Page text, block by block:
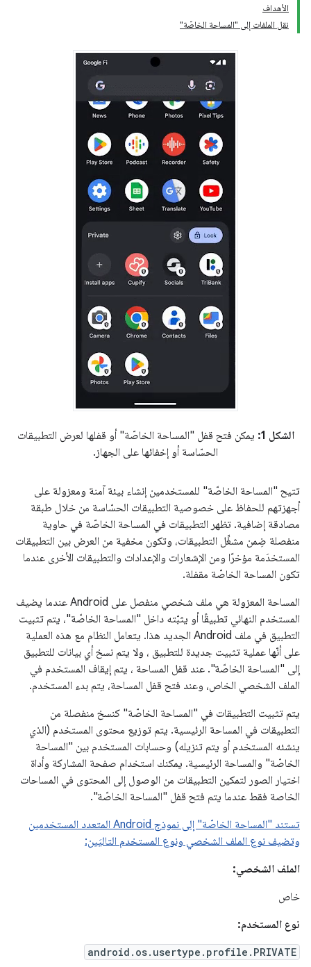
الأهداف
نقل الملفات إلى "المساحة الخاصّة"
الشكل 1:
يمكن فتح قفل "المساحة الخاصّة" أو قفلها لعرض التطبيقات
الحسّاسة أو إخفائها على الجهاز.
تتيح "المساحة الخاصّة" للمستخدمين إنشاء بيئة آمنة ومعزولة على
أجهزتهم للحفاظ على خصوصية التطبيقات الحسّاسة من خلال طبقة
مصادقة إضافية. تظهر التطبيقات في المساحة الخاصّة في حاوية
منفصلة ضِمن مشغِّل التطبيقات، وتكون مخفية من العرض بين التطبيقات
المستخدَمة مؤخرًا ومن الإشعارات والإعدادات والتطبيقات الأخرى عندما
تكون المساحة الخاصّة مقفلة.
المساحة المعزولة هي ملف شخصي منفصل على Android عندما يضيف
المستخدم النهائي تطبيقًا أو يثبّته داخل "المساحة الخاصّة"، يتم تثبيت
التطبيق في ملف Android الجديد هذا. يتعامل النظام مع هذه العملية
على أنّها عملية تثبيت جديدة للتطبيق ، ولا يتم نسخ أي بيانات للتطبيق
إلى "المساحة الخاصّة". عند قفل المساحة ، يتم إيقاف المستخدم في
الملف الشخصي الخاص، وعند فتح قفل المساحة، يتم بدء المستخدم.
يتم تثبيت التطبيقات في "المساحة الخاصّة" كنسخ منفصلة من
التطبيقات في المساحة الرئيسية. يتم توزيع محتوى المستخدم (الذي
ينشئه المستخدم أو يتم تنزيله) وحسابات المستخدم بين "المساحة
الخاصّة" والمساحة الرئيسية. يمكنك استخدام صفحة المشاركة وأداة
اختيار الصور لتمكين التطبيقات من الوصول إلى المحتوى في المساحات
الخاصة فقط عندما يتم فتح قفل "المساحة الخاصّة".
تستند "المساحة الخاصّة" إلى نموذج Android المتعدد المستخدمين
وتضيف نوع الملف الشخصي ونوع المستخدم التاليَين:
الملف الشخصي:
خاص
نوع المستخدم:
android.os.usertype.profile.PRIVATE